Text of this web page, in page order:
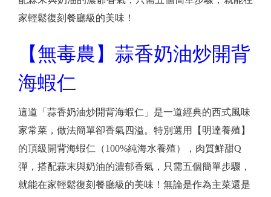
家輕鬆復刻餐廳級的美味！
【無毒農】蒜香奶油炒開背
海蝦仁
這道「蒜香奶油炒開背海蝦仁」是一道經典的西式風味
家常菜，做法簡單卻香氣四溢。特別選用【明達養殖】
的頂級開背海蝦仁（100%純海水養殖），肉質鮮甜Q
彈，搭配蒜末與奶油的濃郁香氣，只需五個簡單步驟，
就能在家輕鬆復刻餐廳級的美味！無論是作為主菜還是